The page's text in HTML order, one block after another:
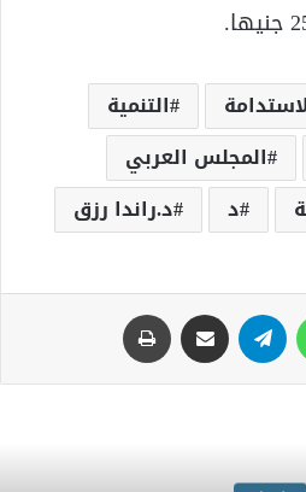
التنمية
المجلس العربي
د د.راندا رزق